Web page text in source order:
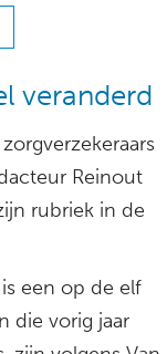
veranderd
Reinout
rubriek in de
een op de elf
die vorig jaar